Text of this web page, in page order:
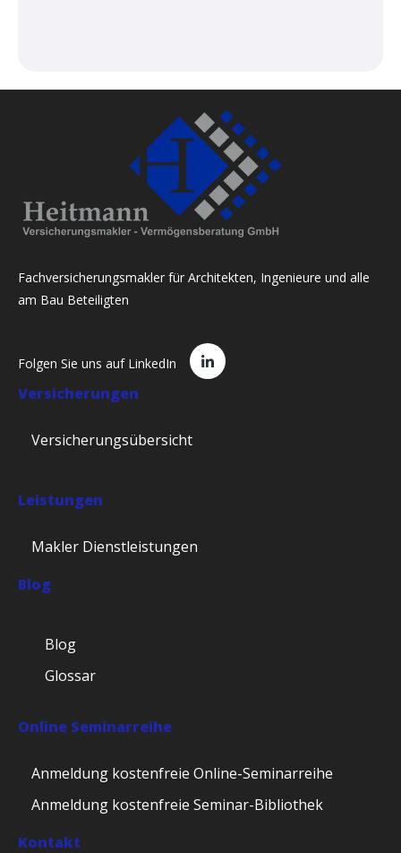
Fachversicherungsmakler für Architekten, Ingenieure und alle
am Bau Beteiligten
Folgen Sie uns auf LinkedIn
Versicherungen
Versicherungsübersicht
Leistungen
Makler Dienstleistungen
Blog
Blog
Glossar
Online Seminarreihe
Anmeldung kostenfreie Online-Seminarreihe
Anmeldung kostenfreie Seminar-Bibliothek
Kontakt